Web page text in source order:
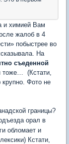
и химией Вам
жалоб в 4
побыстрее во
На
съеденной
тоже… (Кстати,
крупно. Фото не
границы?
орал в
обломает и
Кстати,